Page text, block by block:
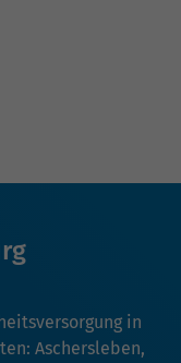
in
Aschersleben,